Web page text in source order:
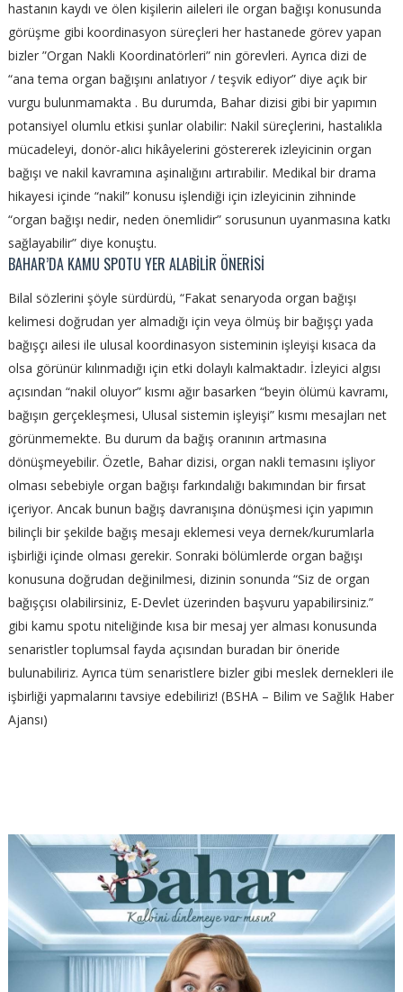
hastanın kaydı ve ölen kişilerin aileleri ile organ bağışı konusunda
görüşme gibi koordinasyon süreçleri her hastanede görev yapan
bizler ”Organ Nakli Koordinatörleri” nin görevleri. Ayrıca dizi de
“ana tema organ bağışını anlatıyor / teşvik ediyor” diye açık bir
vurgu bulunmamakta . Bu durumda, Bahar dizisi gibi bir yapımın
potansiyel olumlu etkisi şunlar olabilir: Nakil süreçlerini, hastalıkla
mücadeleyi, donör-alıcı hikâyelerini göstererek izleyicinin organ
bağışı ve nakil kavramına aşinalığını artırabilir. Medikal bir drama
hikayesi içinde “nakil” konusu işlendiği için izleyicinin zihninde
“organ bağışı nedir, neden önemlidir” sorusunun uyanmasına katkı
sağlayabilir” diye konuştu.
BAHAR’DA KAMU SPOTU YER ALABİLİR ÖNERİSİ
Bilal sözlerini şöyle sürdürdü, “Fakat senaryoda organ bağışı
kelimesi doğrudan yer almadığı için veya ölmüş bir bağışçı yada
bağışçı ailesi ile ulusal koordinasyon sisteminin işleyişi kısaca da
olsa görünür kılınmadığı için etki dolaylı kalmaktadır. İzleyici algısı
açısından “nakil oluyor” kısmı ağır basarken “beyin ölümü kavramı,
bağışın gerçekleşmesi, Ulusal sistemin işleyişi” kısmı mesajları net
görünmemekte. Bu durum da bağış oranının artmasına
dönüşmeyebilir. Özetle, Bahar dizisi, organ nakli temasını işliyor
olması sebebiyle organ bağışı farkındalığı bakımından bir fırsat
içeriyor. Ancak bunun bağış davranışına dönüşmesi için yapımın
bilinçli bir şekilde bağış mesajı eklemesi veya dernek/kurumlarla
işbirliği içinde olması gerekir. Sonraki bölümlerde organ bağışı
konusuna doğrudan değinilmesi, dizinin sonunda “Siz de organ
bağışçısı olabilirsiniz, E-Devlet üzerinden başvuru yapabilirsiniz.”
gibi kamu spotu niteliğinde kısa bir mesaj yer alması konusunda
senaristler toplumsal fayda açısından buradan bir öneride
bulunabiliriz. Ayrıca tüm senaristlere bizler gibi meslek dernekleri ile
işbirliği yapmalarını tavsiye edebiliriz! (BSHA – Bilim ve Sağlık Haber
Ajansı)